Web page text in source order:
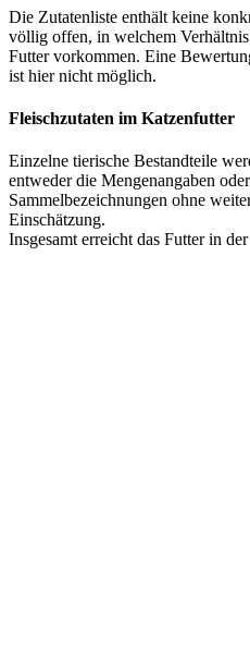
Die Zutatenliste enthält keine
völlig offen, in welchem
Futter vorkommen. Eine
ist hier nicht möglich.
Fleischzutaten im Katzenfutter
Einzelne tierische Bestandteile
entweder die Mengenangaben
Sammelbezeichnungen ohne
Einschätzung.
Insgesamt erreicht das Futter in